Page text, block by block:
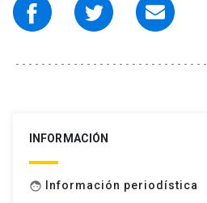
INFORMACIÓN
face Información periodística